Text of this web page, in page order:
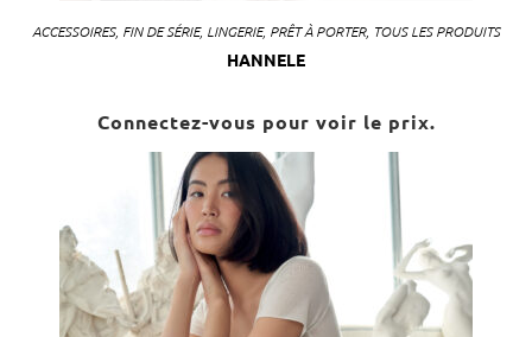
ACCESSOIRES, FIN DE SÉRIE, LINGERIE, PRÊT À PORTER, TOUS LES PRODUITS
HANNELE
Connectez-vous pour voir le prix.